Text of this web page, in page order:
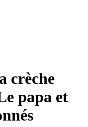
crèche
papa et